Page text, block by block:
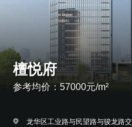
檀悦府
参考均价：57000元/m²
龙华区工业路与民望路与骏龙路